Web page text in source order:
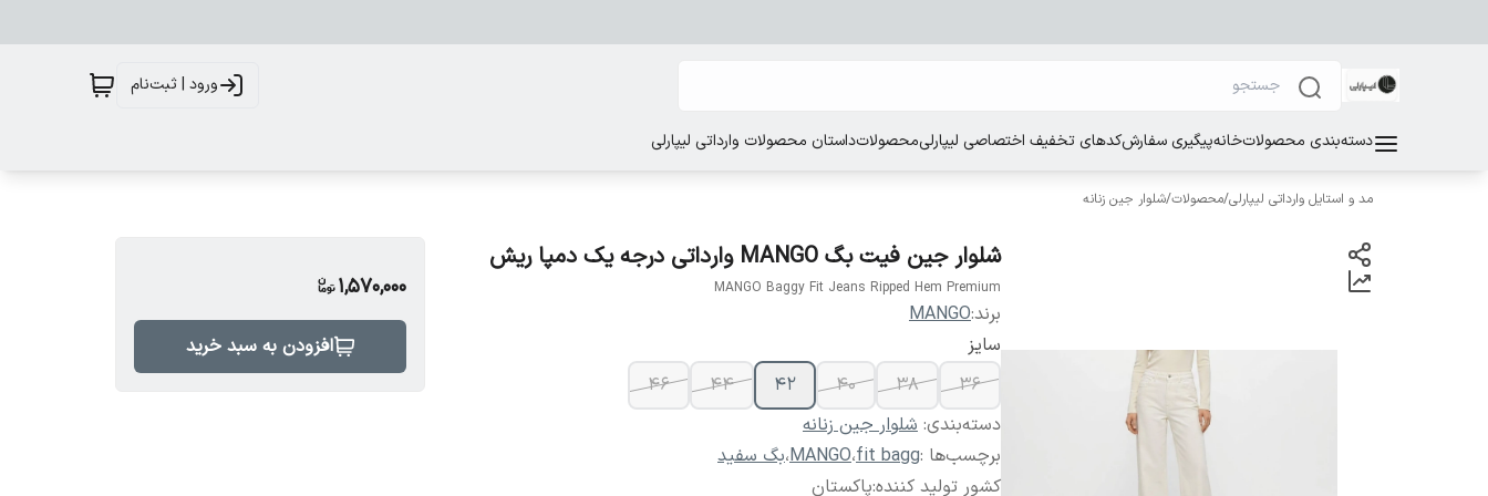
ورود | ثبت‌نام
دسته‌بندی محصولاتخانهپیگیری سفارشکدهای تخفیف اختصاصی لیپارلیمحصولاتداستان محصولات وارداتی لیپارلی
مد و استایل وارداتی لیپارلی/محصولات/شلوار جین زنانه
شلوار جین فیت بگ MANGO وارداتی درجه یک دمپا ریش
MANGO Baggy Fit Jeans Ripped Hem Premium
برند:MANGO
سایز
۳۶
۳۸ ۴۰ ۴۲ ۴۴
۴۶
دسته‌بندی: شلوار جین زنانه
برچسب‌ها :fit bagg،MANGO،بگ سفید
کشور تولید کننده:پاکستان
1,570,000
افزودن به سبد خرید